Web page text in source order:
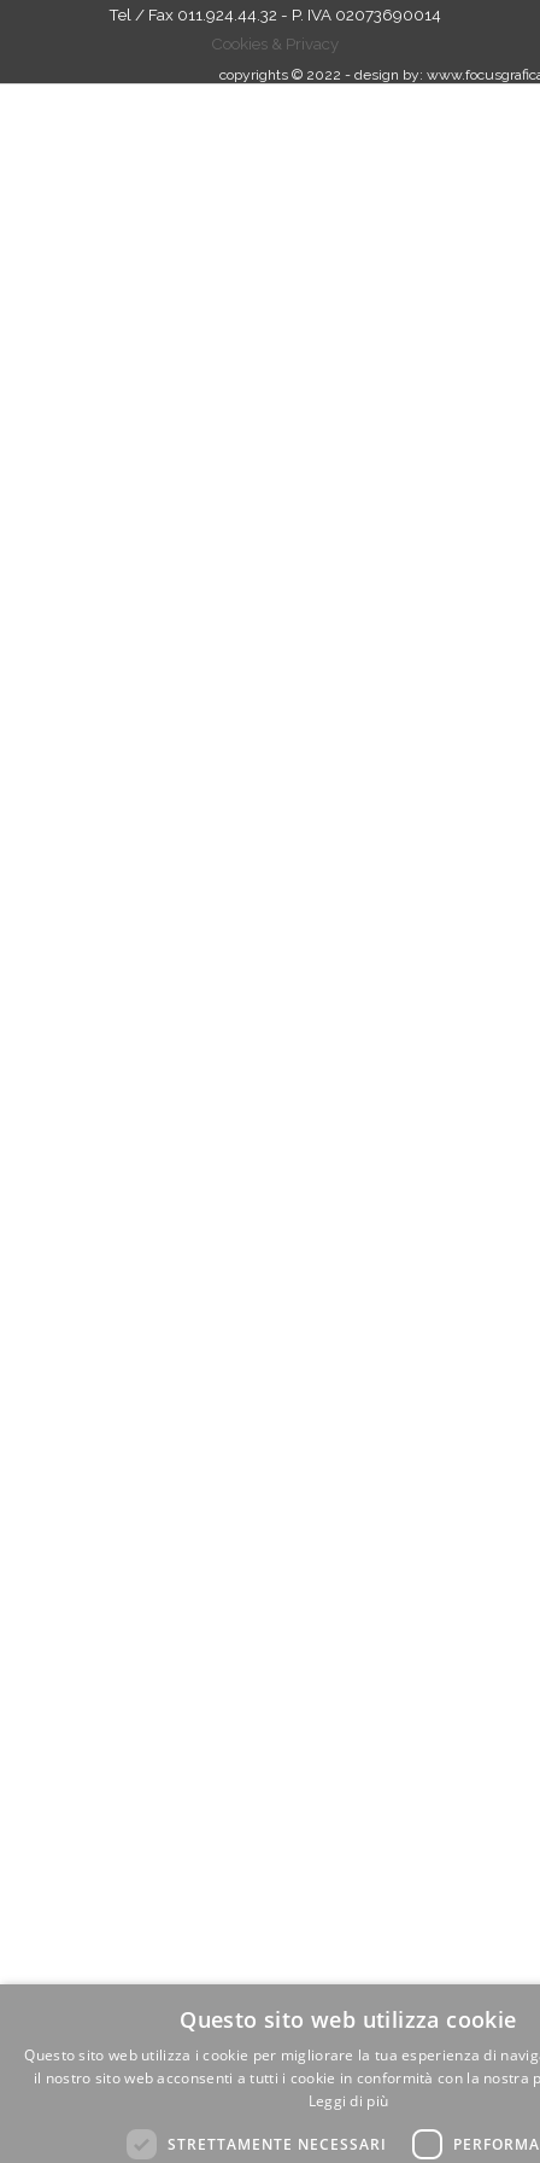
Tel / Fax 011.924.44.32 - P. IVA 02073690014
Cookies & Privacy
copyrights © 2022 - design by:
Torna ai contenuti
Questo sito web utilizza cookie
Questo sito web utilizza i cookie per migliorare la tua esperienza di
il nostro sito web acconsenti a tutti i cookie in conformità con la nostra
Leggi di più
STRETTAMENTE NECESSARI